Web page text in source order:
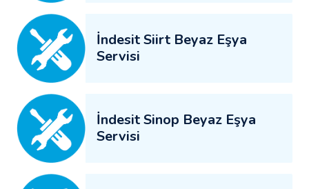
İndesit Siirt Beyaz Eşya
Servisi
İndesit Sinop Beyaz Eşya
Servisi